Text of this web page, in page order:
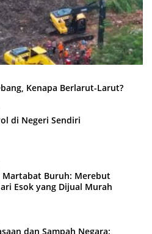
Kenapa Berlarut-Larut?
di Negeri Sendiri
Martabat Buruh: Merebut
Esok yang Dijual Murah
dan Sampah Negara: